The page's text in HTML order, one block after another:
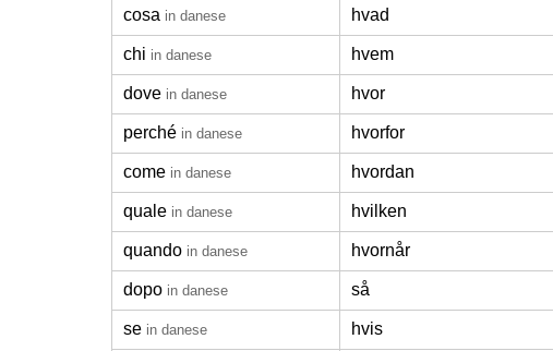
cosa in danese hvad
chi in danese hvem
dove in danese hvor
perché in danese hvorfor
come in danese hvordan
quale in danese hvilken
quando in danese hvornår
dopo in danese så
se in danese hvis